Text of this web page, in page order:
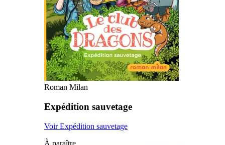
Roman Milan
Expédition sauvetage
Voir Expédition sauvetage
À paraître